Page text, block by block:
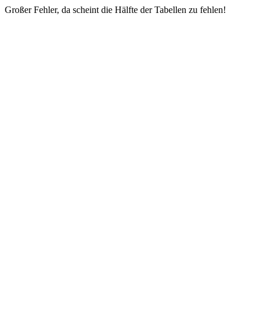
Großer Fehler, da scheint die Hälfte der Tabellen zu fehlen!